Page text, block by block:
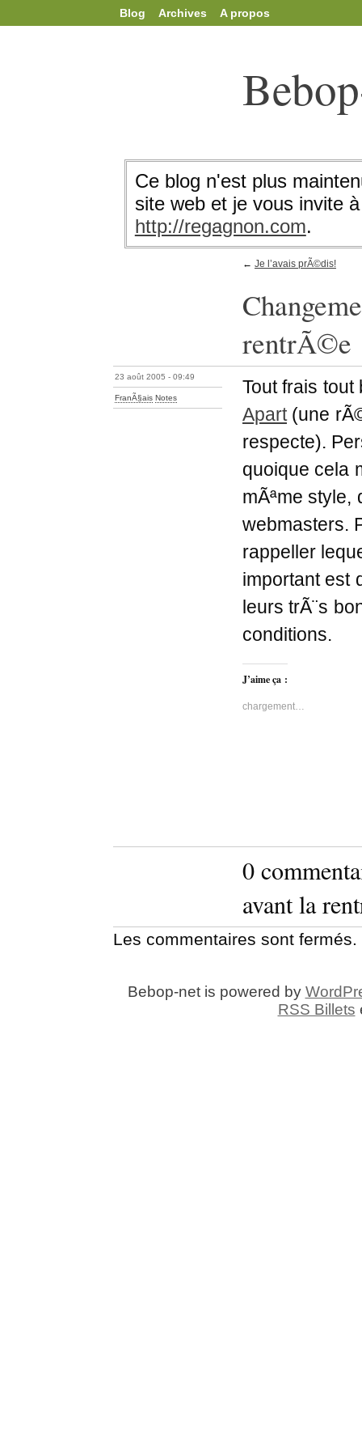
Blog Archives A propos
Ce blog n'est plus
site web et je vous invite
http://regagnon.com.
← Je l’avais prÃ©dis!
rentrÃ©e
23 août 2005 - 09:49
FranÃ§ais Notes
Tout frais
Apart(une
respecte).
quoique cela
mÃªme style,
webmasters.
rappeller
important est
leurs trÃ¨s
conditions.
J’aime ça :
chargement…
0
avant la
Les commentaires sont fermés.
Bebop-net is powered by
RSS Billets